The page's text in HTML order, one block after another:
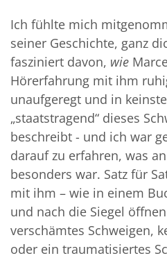
Ich fühlte mich
seiner Geschichte, ganz
fasziniert davon, wie
Hörerfahrung mit ihm
unaufgeregt und in
„staatstragend“ dieses
beschreibt - und ich war
darauf zu erfahren, was
besonders war. Satz für
mit ihm – wie in einem
und nach die Siegel
verschämtes Schweigen,
oder ein traumatisiertes